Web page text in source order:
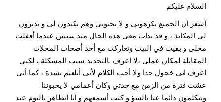
السلام عليكم
أشعر أن الجميع يكرهونى و لا يحبونى وهم يكيدون لى و يدبرون
لى المكائد ، و قد بدات معى هذه الحال منذ سنتين عندما أقفلت
محلى و بقيت في البيت وتعاركت مع أحد أصحاب المحلات
المقابلة لمكان عملى ،لا اعرف بالتحديد سبب المشكلة ، لكني
اعرف انى خجول جدا ولا أحب الكلام لأنى أتلعثم بشدة ، كما أنى
عشت فترة من الزمن مع جدتي وكان أعمامي لا يحبوننا
ويتكلمون دائما عنا بالسؤ و كنت أسمعهم و أنا أتظاهر بالنوم عند